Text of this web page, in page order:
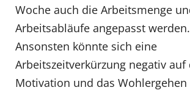
Woche auch die Arbeitsmenge
Arbeitsabläufe angepasst werden.
Ansonsten könnte sich eine
Arbeitszeitverkürzung negativ auf
Motivation und das Wohlergehen